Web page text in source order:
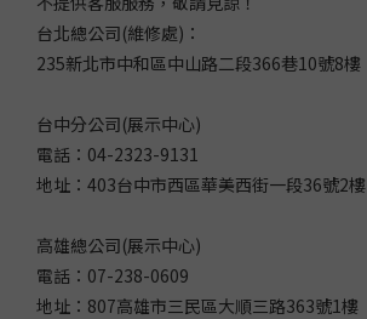
台北總公司(維修處)：
235新北市中和區中山路二段366巷10號8樓
台中分公司(展示中心)
電話：04-2323-9131
地址：403台中市西區華美西街一段36號2樓
高雄總公司(展示中心)
電話：07-238-0609
地址：807高雄市三民區大順三路363號1樓